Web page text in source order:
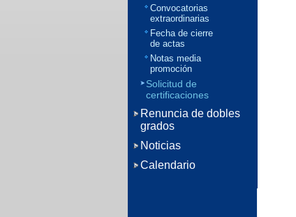
Convocatorias
extraordinarias
Fecha de cierre
de actas
Notas media
promoción
Solicitud de
certificaciones
Renuncia de dobles
grados
Noticias
Calendario